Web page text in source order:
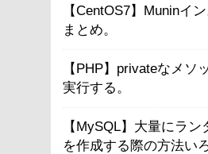
【CentOS7】Muninイ
まとめ。
【PHP】privateなメソ
実行する。
【MySQL】大量にラン
を作成する際の方法い